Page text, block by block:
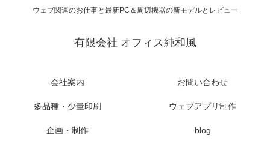
ウェブ関連のお仕事と最新PC＆周辺機器の新モデルとレビュー
有限会社 オフィス純和風
会社案内 お問い合わせ
多品種・少量印刷 ウェブアプリ制作
企画・制作
blog